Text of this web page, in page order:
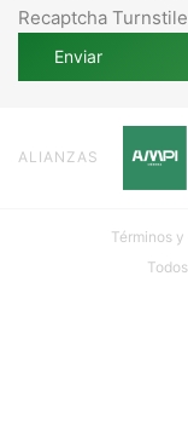
Recaptcha Turnstile
Enviar
ALIANZAS
Términos